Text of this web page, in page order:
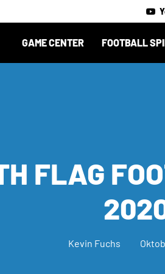
GAME CENTER FOOTBALL
FLAG
Kevin Fuchs